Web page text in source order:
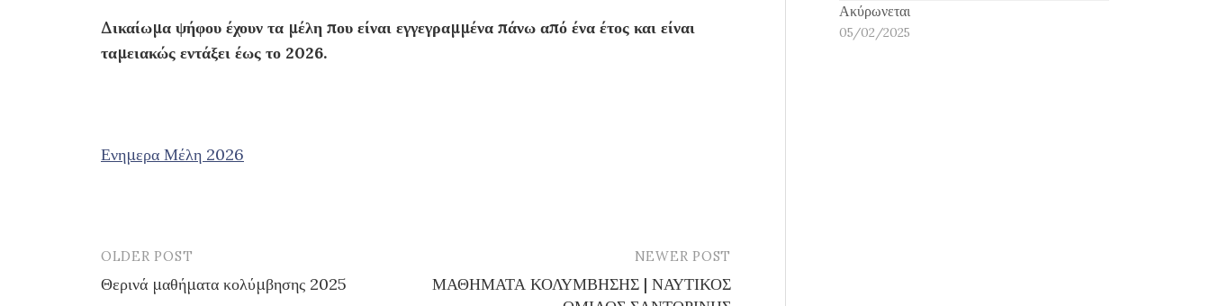
Δικαίωμα ψήφου έχουν τα μέλη που είναι εγγεγραμμένα πάνω από ένα έτος και είναι
ταμειακώς εντάξει έως το 2026.
Ενημερα Μέλη 2026
OLDER POST
Θερινά μαθήματα κολύμβησης 2025
NEWER POST
ΜΑΘΗΜΑΤΑ ΚΟΛΥΜΒΗΣΗΣ | ΝΑΥΤΙΚΟΣ
Ακύρωνεται
05/02/2025